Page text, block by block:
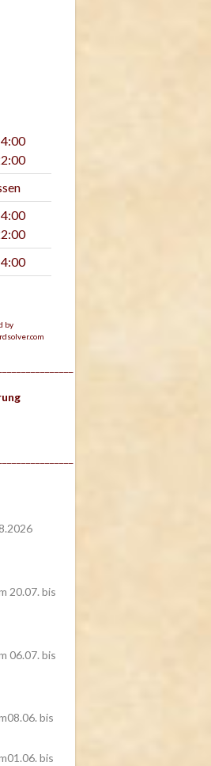
by
20.07. bis
06.07. bis
bis
bis